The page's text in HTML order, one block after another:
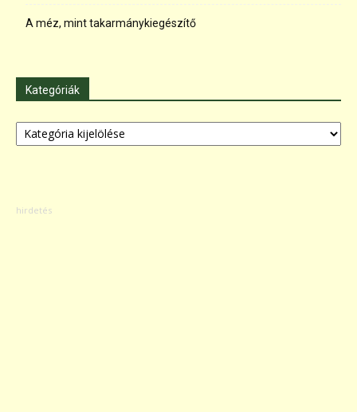
A méz, mint takarmánykiegészítő
Kategóriák
Kategóriák